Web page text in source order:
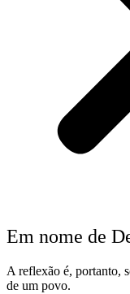
Em nome de
A reflexão é, portanto,
de um povo.